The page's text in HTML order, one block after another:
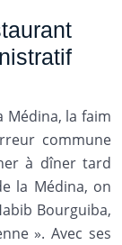
Médina, la faim
commune
à dîner tard
la Médina, on
Bourguiba,
». Avec ses